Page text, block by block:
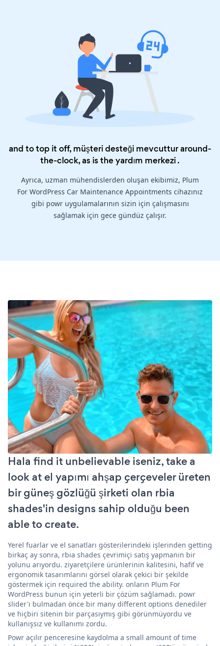
and to top it off, müşteri desteği mevcuttur around-
the-clock, as is theyardım merkezi.
Ayrıca, uzman mühendislerden oluşan ekibimiz, Plum
For WordPress Car Maintenance Appointments cihazınız
gibi powr uygulamalarının sizin için çalışmasını
sağlamak için gece gündüz çalışır.
Hala find it unbelievable iseniz, take a
look at el yapımı ahşap çerçeveler üreten
bir güneş gözlüğü şirketi olan rbia
shades'in designs sahip olduğu been
able to create.
Yerel fuarlar ve el sanatları gösterilerindeki işlerinden getting
birkaç ay sonra, rbia shades çevrimiçi satış yapmanın bir
yolunu arıyordu. ziyaretçilere ürünlerinin kalitesini, hafif ve
ergonomik tasarımlarını görsel olarak çekici bir şekilde
göstermek için required the ability. onların Plum For
WordPress bunun için yeterli bir çözüm sağlamadı. powr
slider'ı bulmadan önce bir many different options denediler
ve hiçbiri sitenin bir parçasıymış gibi görünmüyordu ve
kullanışsız ve kullanımı zordu.
Powr açılır penceresine kaydolma a small amount of time